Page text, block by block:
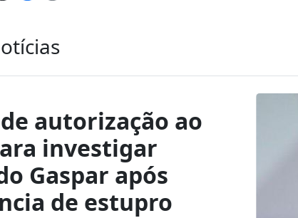
autorização ao
investigar
Gaspar após
de estupro